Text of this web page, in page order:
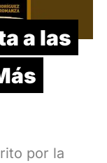
a las
por la